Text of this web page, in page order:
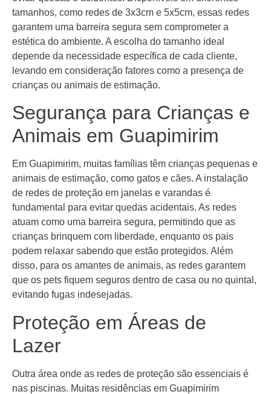
tamanhos, como redes de 3x3cm e 5x5cm, essas redes
garantem uma barreira segura sem comprometer a
estética do ambiente. A escolha do tamanho ideal
depende da necessidade específica de cada cliente,
levando em consideração fatores como a presença de
crianças ou animais de estimação.
Segurança para Crianças e
Animais em Guapimirim
Em Guapimirim, muitas famílias têm crianças pequenas e
animais de estimação, como gatos e cães. A instalação
de redes de proteção em janelas e varandas é
fundamental para evitar quedas acidentais. As redes
atuam como uma barreira segura, permitindo que as
crianças brinquem com liberdade, enquanto os pais
podem relaxar sabendo que estão protegidos. Além
disso, para os amantes de animais, as redes garantem
que os pets fiquem seguros dentro de casa ou no quintal,
evitando fugas indesejadas.
Proteção em Áreas de
Lazer
Outra área onde as redes de proteção são essenciais é
nas piscinas. Muitas residências em Guapimirim